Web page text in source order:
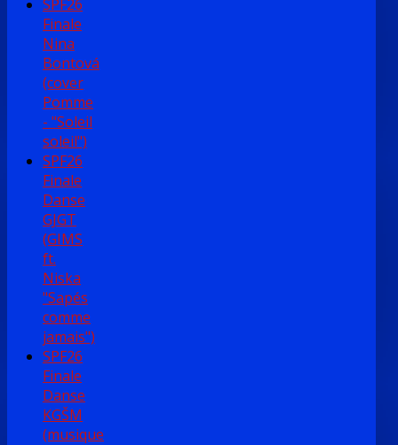
SPF26
Finale
Nina
Bontová
(cover
Pomme
- "Soleil
soleil")
SPF26
Finale
Danse
GJGT
(GIMS
ft.
Niska
"Sapés
comme
jamais")
SPF26
Finale
Danse
KGŠM
(musique